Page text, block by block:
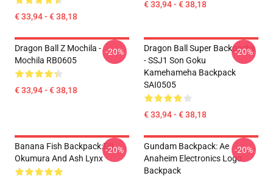
€ 33,94 - € 38,18
€ 33,94 - € 38,18
Dragon Ball Z Mochila -
Mochila RB0605
€ 33,94 - € 38,18
-20%
Dragon Ball Super Backpacks
- SSJ1 Son Goku
Kamehameha Backpack
SAI0505
€ 33,94 - € 38,18
-20%
Banana Fish Backpack:Eiji
Okumura And Ash Lynx
-20%
Gundam Backpack: Ae
Anaheim Electronics Logo
Backpack
-20%